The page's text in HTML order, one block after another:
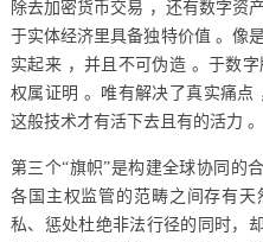
除去加密货币交易 ，还有数字资
于实体经济里具备独特价值 。像
实起来 ，并且不可伪造 。于数
权属证明 。唯有解决了真实痛点
这般技术才有活下去且有的活力 。
第三个“旗帜”是构建全球协同的
各国主权监管的范畴之间存有
私、惩处杜绝非法行径的同时，